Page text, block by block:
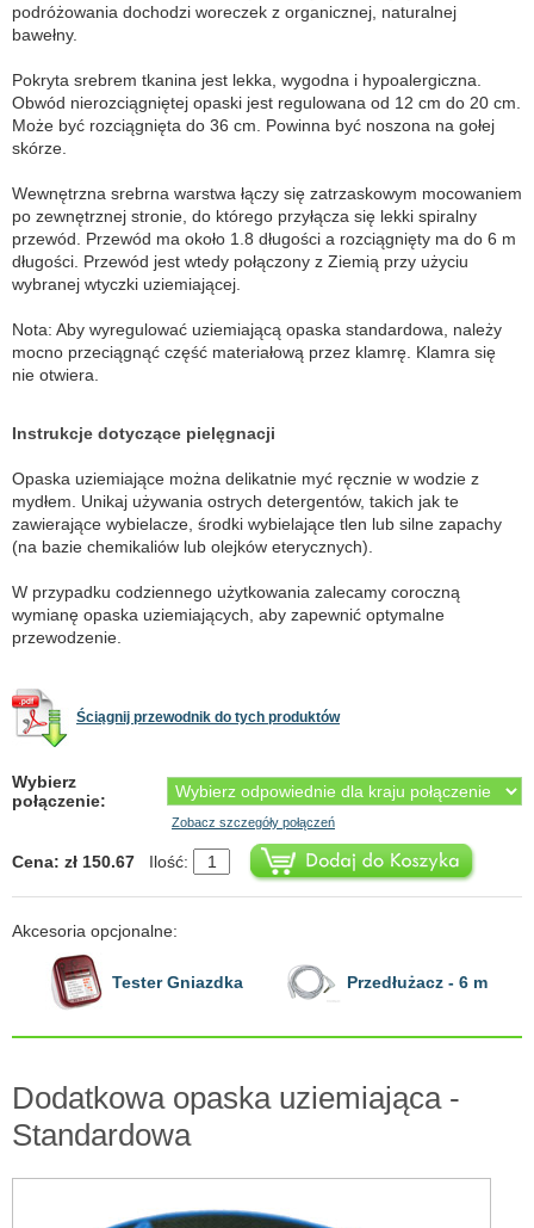
podróżowania dochodzi woreczek z organicznej, naturalnej
bawełny.
Pokryta srebrem tkanina jest lekka, wygodna i hypoalergiczna.
Obwód nierozciągniętej opaski jest regulowana od 12 cm do 20 cm.
Może być rozciągnięta do 36 cm. Powinna być noszona na gołej
skórze.
Wewnętrzna srebrna warstwa łączy się zatrzaskowym mocowaniem
po zewnętrznej stronie, do którego przyłącza się lekki spiralny
przewód. Przewód ma około 1.8 długości a rozciągnięty ma do 6 m
długości. Przewód jest wtedy połączony z Ziemią przy użyciu
wybranej wtyczki uziemiającej.
Nota: Aby wyregulować uziemiającą opaska standardowa, należy
mocno przeciągnąć część materiałową przez klamrę. Klamra się
nie otwiera.
Instrukcje dotyczące pielęgnacji
Opaska uziemiające można delikatnie myć ręcznie w wodzie z
mydłem. Unikaj używania ostrych detergentów, takich jak te
zawierające wybielacze, środki wybielające tlen lub silne zapachy
(na bazie chemikaliów lub olejków eterycznych).
W przypadku codziennego użytkowania zalecamy coroczną
wymianę opaska uziemiających, aby zapewnić optymalne
przewodzenie.
Ściągnij przewodnik do tych produktów
Wybierz
połączenie:
Zobacz szczegóły połączeń
Cena: zł 150.67 Ilość:
Akcesoria opcjonalne:
Tester Gniazdka Przedłużacz - 6 m
Dodatkowa opaska uziemiająca -
Standardowa